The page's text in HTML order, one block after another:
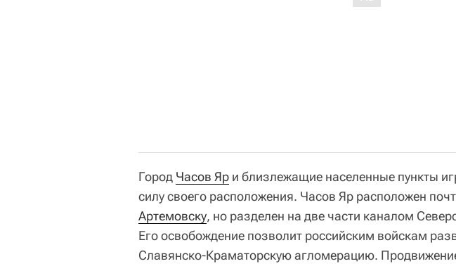
Город Часов Яр и близлежащие населенные пункты
силу своего расположения. Часов Яр расположен
Артемовску, но разделен на две части каналом
Его освобождение позволит российским войскам
Славянско-Краматорскую агломерацию.